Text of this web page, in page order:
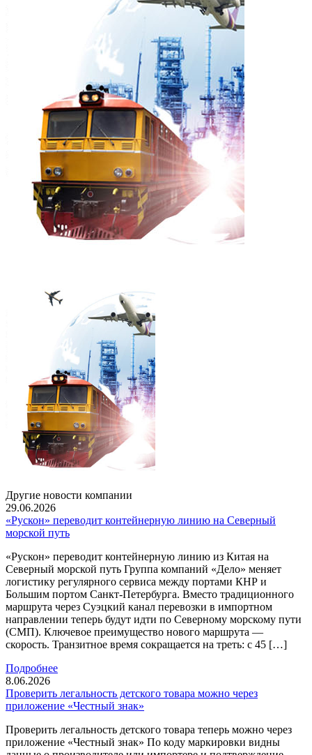
Другие новости компании
29.06.2026
«Рускон» переводит контейнерную линию на Северный
морской путь
«Рускон» переводит контейнерную линию из Китая на
Северный морской путь Группа компаний «Дело» меняет
логистику регулярного сервиса между портами КНР и
Большим портом Санкт-Петербурга. Вместо традиционного
маршрута через Суэцкий канал перевозки в импортном
направлении теперь будут идти по Северному морскому пути
(СМП). Ключевое преимущество нового маршрута —
скорость. Транзитное время сокращается на треть: с 45 […]
Подробнее
8.06.2026
Проверить легальность детского товара можно через
приложение «Честный знак»
Проверить легальность детского товара теперь можно через
приложение «Честный знак» По коду маркировки видны